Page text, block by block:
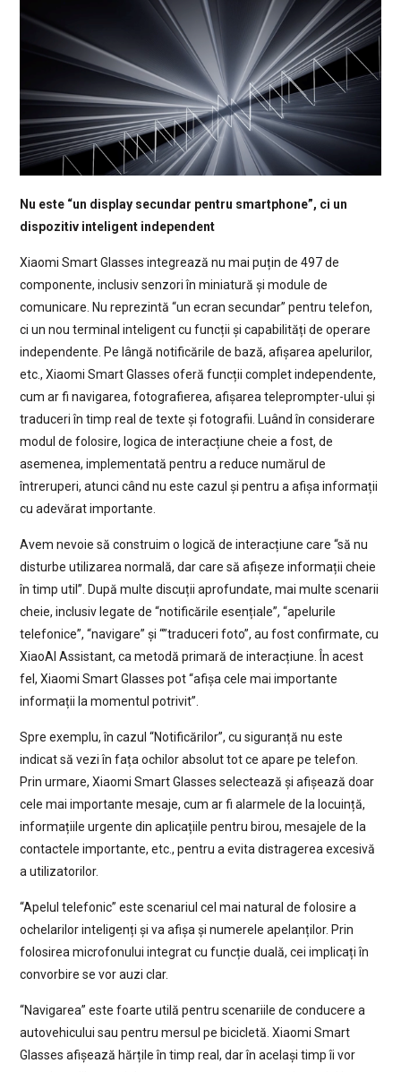
Nu este “un display secundar pentru smartphone”, ci un
dispozitiv inteligent independent
Xiaomi Smart Glasses integrează nu mai puțin de 497 de
componente, inclusiv senzori în miniatură și module de
comunicare. Nu reprezintă “un ecran secundar” pentru telefon,
ci un nou terminal inteligent cu funcții și capabilități de operare
independente. Pe lângă notificările de bază, afișarea apelurilor,
etc., Xiaomi Smart Glasses oferă funcții complet independente,
cum ar fi navigarea, fotografierea, afișarea teleprompter-ului și
traduceri în timp real de texte și fotografii. Luând în considerare
modul de folosire, logica de interacțiune cheie a fost, de
asemenea, implementată pentru a reduce numărul de
întreruperi, atunci când nu este cazul și pentru a afișa informații
cu adevărat importante.
Avem nevoie să construim o logică de interacțiune care “să nu
disturbe utilizarea normală, dar care să afișeze informații cheie
în timp util”. După multe discuții aprofundate, mai multe scenarii
cheie, inclusiv legate de “notificările esențiale”, “apelurile
telefonice”, “navigare” și “”traduceri foto”, au fost confirmate, cu
XiaoAI Assistant, ca metodă primară de interacțiune. În acest
fel, Xiaomi Smart Glasses pot “afișa cele mai importante
informații la momentul potrivit”.
Spre exemplu, în cazul “Notificărilor”, cu siguranță nu este
indicat să vezi în fața ochilor absolut tot ce apare pe telefon.
Prin urmare, Xiaomi Smart Glasses selectează și afișează doar
cele mai importante mesaje, cum ar fi alarmele de la locuință,
informațiile urgente din aplicațiile pentru birou, mesajele de la
contactele importante, etc., pentru a evita distragerea excesivă
a utilizatorilor.
“Apelul telefonic” este scenariul cel mai natural de folosire a
ochelarilor inteligenți și va afișa și numerele apelanților. Prin
folosirea microfonului integrat cu funcție duală, cei implicați în
convorbire se vor auzi clar.
“Navigarea” este foarte utilă pentru scenariile de conducere a
autovehicului sau pentru mersul pe bicicletă. Xiaomi Smart
Glasses afișează hărțile în timp real, dar în același timp îi vor